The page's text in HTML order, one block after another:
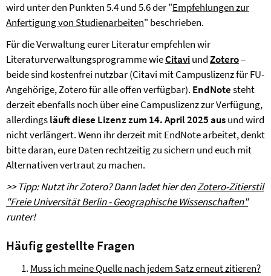
wird unter den Punkten 5.4 und 5.6 der "Empfehlungen zur
Anfertigung von Studienarbeiten" beschrieben.
Für die Verwaltung eurer Literatur empfehlen wir
Literaturverwaltungsprogramme wieCitaviundZotero–
beide sind kostenfrei nutzbar (Citavi mit Campuslizenz für FU-
Angehörige, Zotero für alle offen verfügbar). EndNotesteht
derzeit ebenfalls noch über eine Campuslizenz zur Verfügung,
allerdingsläuft diese Lizenz zum 14. April 2025 ausund wird
nicht verlängert. Wenn ihr derzeit mit EndNote arbeitet, denkt
bitte daran, eure Daten rechtzeitig zu sichern und euch mit
Alternativen vertraut zu machen.
>> Tipp: Nutzt ihr Zotero? Dann ladet hier denZotero-Zitierstil
"Freie Universität Berlin - Geographische Wissenschaften"
runter!
Häufig gestellte Fragen
Muss ich meine Quelle nach jedem Satz erneut zitieren?